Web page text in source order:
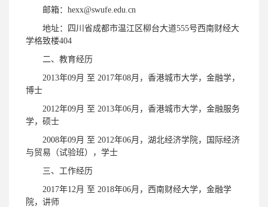
邮箱：hexx@swufe.edu.cn
地址：四川省成都市温江区柳台大道555号西南财经大
学格致楼404
二、教育经历
2013年09月 至 2017年08月，香港城市大学，金融学，
博士
2012年09月 至 2013年06月，香港城市大学，金融服务
学，硕士
2008年09月 至 2012年06月，湖北经济学院，国际经济
与贸易（试验班），学士
三、工作经历
2017年12月 至 2018年06月，西南财经大学，金融学
院，讲师